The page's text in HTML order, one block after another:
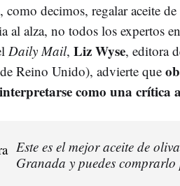
como decimos, regalar aceite
al alza, no todos los expertos
Daily Mail, Liz Wyse, editora
Reino Unido), advierte que
como una crítica
Este es el mejor aceite de
Granada y puedes